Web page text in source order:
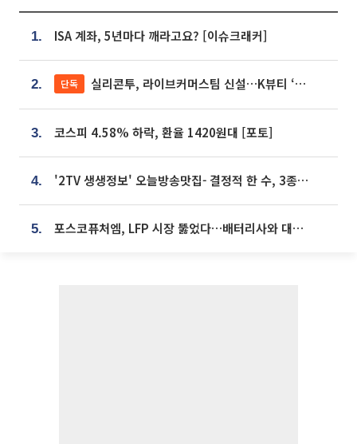
1. ISA 계좌, 5년마다 깨라고요? [이슈크래커]
2. 단독 실리콘투, 라이브커머스팀 신설…K뷰티 ‘글로벌 판매망’ 확대[K뷰티 라방戰]
3. 코스피 4.58% 하락, 환율 1420원대 [포토]
4. '2TV 생생정보' 오늘방송맛집- 결정적 한 수, 3종 메밀면! 메밀 소바 맛집 '의○○○○'
5. 포스코퓨처엠, LFP 시장 뚫었다…배터리사와 대규모 장기 공급 합의